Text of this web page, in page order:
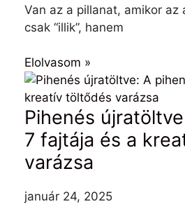
Van az a pillanat, amikor az
csak “illik”, hanem
Elolvasom »
Pihenés
7 fajtája és a
varázsa
január 24, 2025